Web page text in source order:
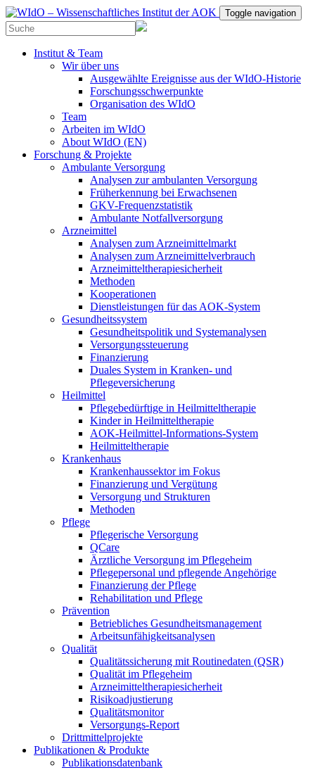
Toggle navigation
Institut & Team
Wir über uns
Ausgewählte Ereignisse aus der WIdO-Historie
Forschungsschwerpunkte
Organisation des WIdO
Team
Arbeiten im WIdO
About WIdO (EN)
Forschung & Projekte
Ambulante Versorgung
Analysen zur ambulanten Versorgung
Früherkennung bei Erwachsenen
GKV-Frequenzstatistik
Ambulante Notfallversorgung
Arzneimittel
Analysen zum Arzneimittelmarkt
Analysen zum Arzneimittelverbrauch
Arzneimitteltherapiesicherheit
Methoden
Kooperationen
Dienstleistungen für das AOK-System
Gesundheitssystem
Gesundheitspolitik und Systemanalysen
Versorgungssteuerung
Finanzierung
Duales System in Kranken- und
Pflegeversicherung
Heilmittel
Pflegebedürftige in Heilmitteltherapie
Kinder in Heilmitteltherapie
AOK-Heilmittel-Informations-System
Heilmitteltherapie
Krankenhaus
Krankenhaussektor im Fokus
Finanzierung und Vergütung
Versorgung und Strukturen
Methoden
Pflege
Pflegerische Versorgung
QCare
Ärztliche Versorgung im Pflegeheim
Pflegepersonal und pflegende Angehörige
Finanzierung der Pflege
Rehabilitation und Pflege
Prävention
Betriebliches Gesundheitsmanagement
Arbeitsunfähigkeitsanalysen
Qualität
Qualitätssicherung mit Routinedaten (QSR)
Qualität im Pflegeheim
Arzneimitteltherapiesicherheit
Risikoadjustierung
Qualitätsmonitor
Versorgungs-Report
Drittmittelprojekte
Publikationen & Produkte
Publikationsdatenbank